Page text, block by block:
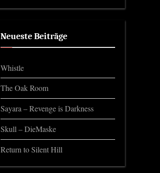
Neueste Beiträge
Whistle
The Oak Room
Sayara – Revenge is Darkness
Skull – DieMaske
Return to Silent Hill